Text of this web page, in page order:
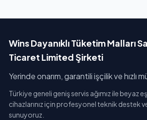
Wins Dayanıklı Tüketim Malları
Ticaret Limited Şirketi
Yerinde onarım, garantili işçilik ve hızlı
Türkiye geneli geniş servis ağımız ile beyaz
cihazlarınız için profesyonel teknik destek
sunuyoruz.